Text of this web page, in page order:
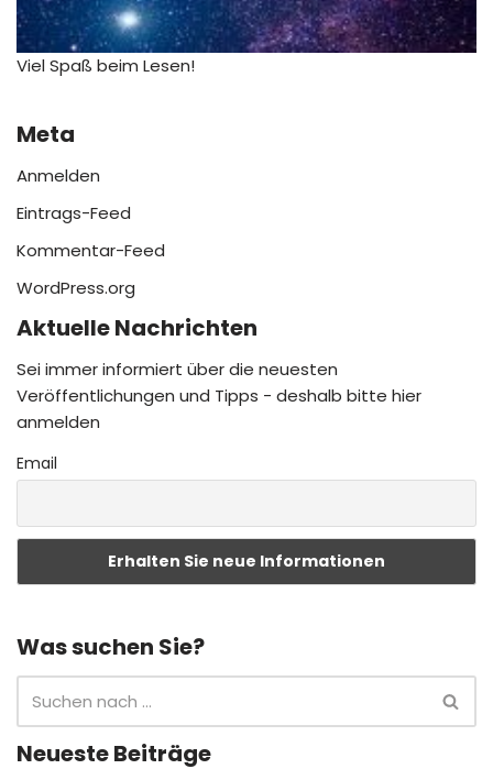
Viel Spaß beim Lesen!
Meta
Anmelden
Eintrags-Feed
Kommentar-Feed
WordPress.org
Aktuelle Nachrichten
Sei immer informiert über die neuesten
Veröffentlichungen und Tipps - deshalb bitte hier
anmelden
Email
Was suchen Sie?
Neueste Beiträge